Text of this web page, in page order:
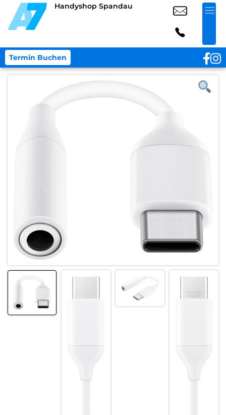
Handyshop Spandau
Termin Buchen